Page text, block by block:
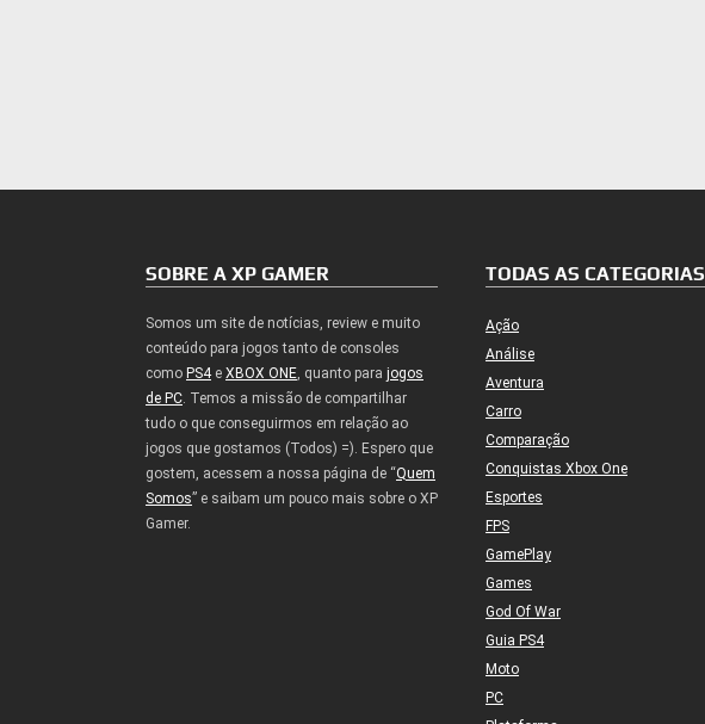
SOBRE A XP GAMER
Somos um site de notícias, review e muito
conteúdo para jogos tanto de consoles
como PS4e XBOX ONE, quanto para jogos
de PC. Temos a missão de compartilhar
tudo o que conseguirmos em relação ao
jogos que gostamos (Todos) =). Espero que
gostem, acessem a nossa página de “Quem
Somos” e saibam um pouco mais sobre o XP
Gamer.
TODAS AS CATEGORIAS
Ação
Análise
Aventura
Carro
Comparação
Conquistas Xbox One
Esportes
FPS
GamePlay
Games
God Of War
Guia PS4
Moto
PC